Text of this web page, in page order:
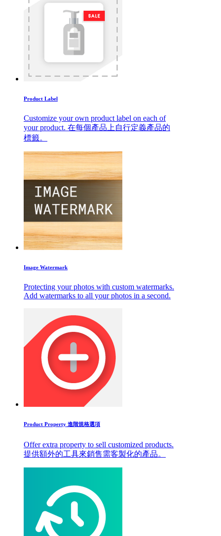
Product Label
Customize your own product label on each of
your product. 在每個產品上自行定義產品的
標籤。
Image Watermark
Protecting your photos with custom watermarks.
Add watermarks to all your photos in a second.
Product Property 進階規格選項
Offer extra property to sell customized products.
提供額外的工具來銷售需客製化的產品。